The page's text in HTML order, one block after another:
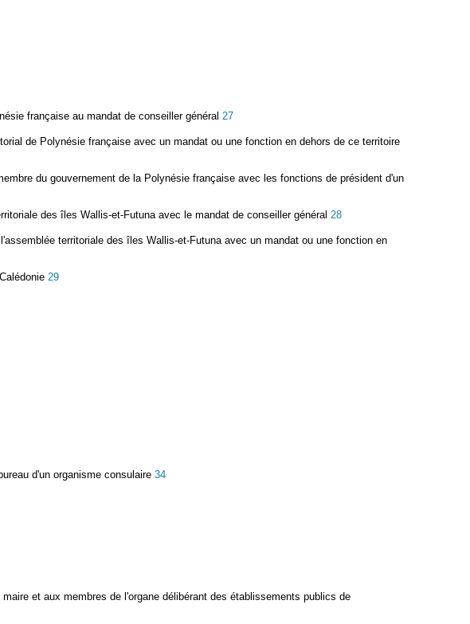
française au mandat de conseiller général 27
de Polynésie française avec un mandat ou une fonction en dehors de ce territoire
du gouvernement de la Polynésie française avec les fonctions de président d'un
des îles Wallis-et-Futuna avec le mandat de conseiller général 28
territoriale des îles Wallis-et-Futuna avec un mandat ou une fonction en
29
d'un organisme consulaire 34
et aux membres de l'organe délibérant des établissements publics de